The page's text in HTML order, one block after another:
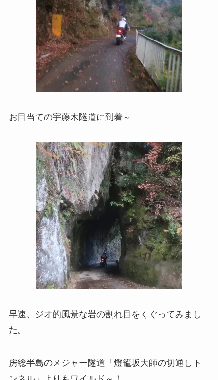
お目当ての宇藤木隧道に到着～
早速、ジオ的風景な岩の割れ目をくぐってみまし
た。
房総半島のメジャー隧道「燈籠坂大師の切通しト